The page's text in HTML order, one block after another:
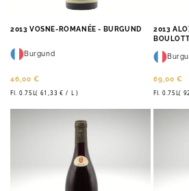
2013 VOSNE-ROMANÉE - BURGUND
Burgund
Normaler
Preis
46,00 €
STÜCKPREIS
Fl. 0.75L( 61,33 € / pro
L )
2013
Preis
69,00 €
Fl. 0.75L(